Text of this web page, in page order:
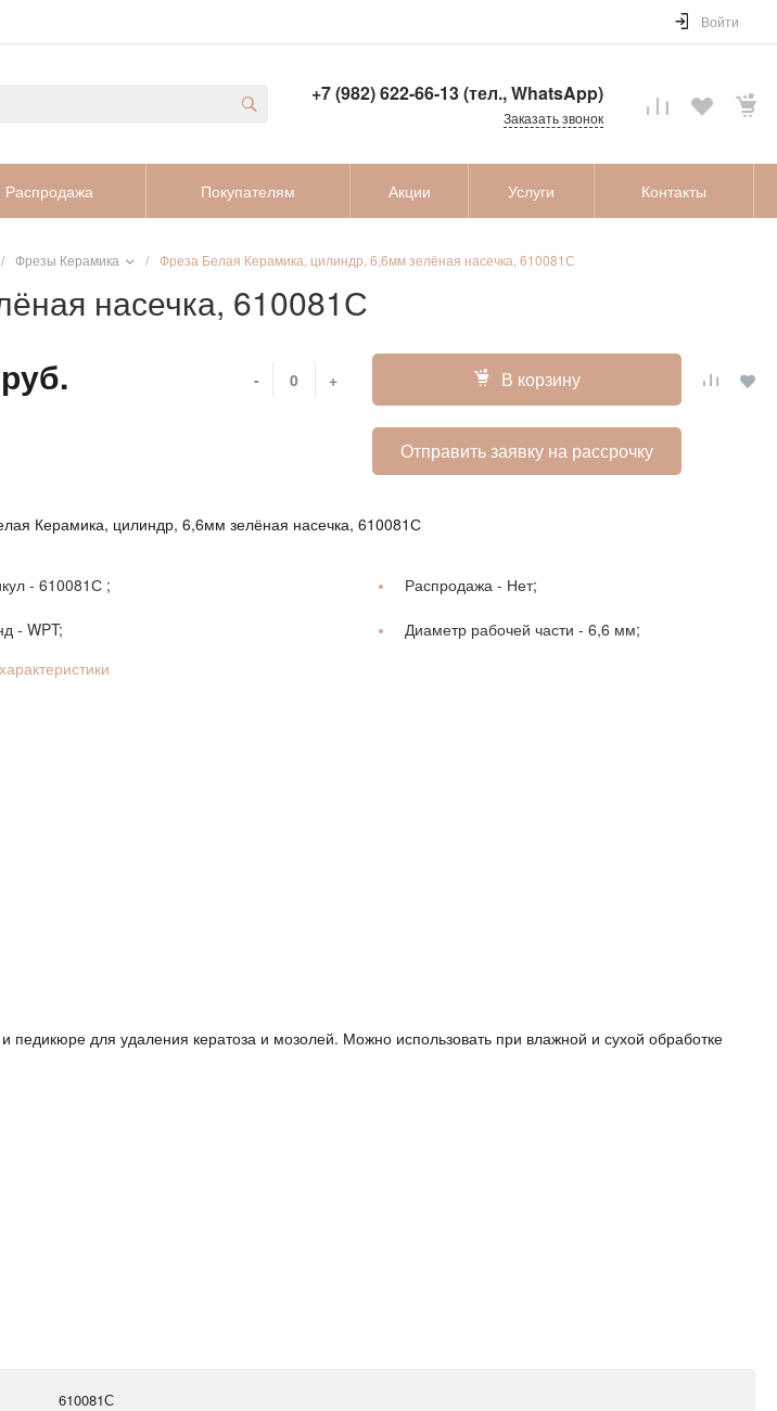
Войти
+7 (982) 622-66-13 (тел., WhatsApp)
Заказать звонок
Распродажа Покупателям Акции Услуги Контакты
/ Фрезы Керамика / Фреза Белая Керамика, цилиндр, 6,6мм зелёная насечка, 610081С
насечка, 610081С
- + В корзину
Отправить заявку на рассрочку
Керамика, цилиндр, 6,6мм зелёная насечка, 610081С
- 610081С ; Распродажа - Нет;
- WPT; Диаметр рабочей части - 6,6 мм;
для удаления кератоза и мозолей. Можно использовать при влажной и сухой обработке
610081С